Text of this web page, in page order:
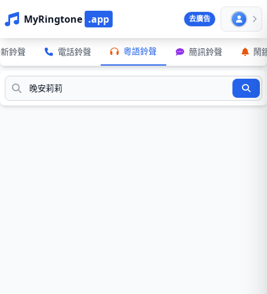
MyRingtone .app 去廣告
鈴聲 電話鈴聲 粵語鈴聲 簡訊鈴聲 鬧